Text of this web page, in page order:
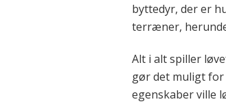
byttedyr, der er
terræner,
Alt i alt spiller
gør det muligt
egenskaber ville